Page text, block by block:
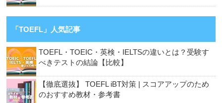
「TOEFL」人気記事
TOEFL・TOEIC・英検・IELTSの違いとは？受験す
べきテストの結論【比較】
【徹底選抜】 TOEFL iBT対策 | スコアアップのため
のおすすめ教材・参考書